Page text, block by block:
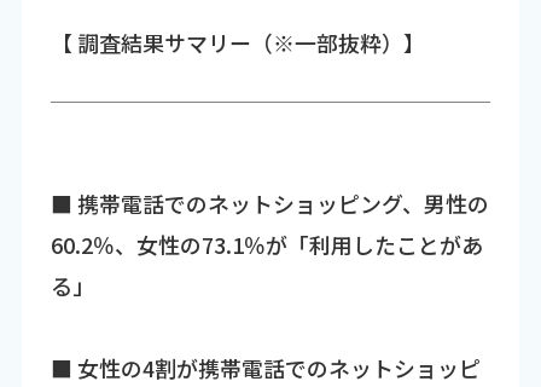
【 調査結果サマリー（※一部抜粋）】
■ 携帯電話でのネットショッピング、男性の
60.2％、女性の73.1％が「利用したことがあ
る」
■ 女性の4割が携帯電話でのネットショッピ